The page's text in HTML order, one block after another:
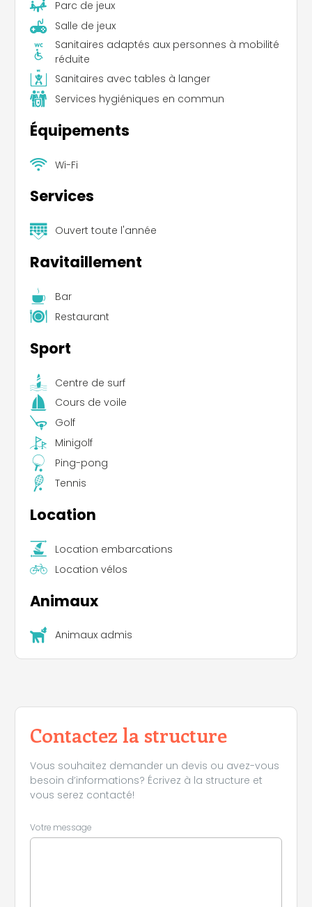
Parc de jeux
Salle de jeux
Sanitaires adaptés aux personnes à mobilité
réduite
Sanitaires avec tables à langer
Services hygiéniques en commun
Équipements
Wi-Fi
Services
Ouvert toute l'année
Ravitaillement
Bar
Restaurant
Sport
Centre de surf
Cours de voile
Golf
Minigolf
Ping-pong
Tennis
Location
Location embarcations
Location vélos
Animaux
Animaux admis
Contactez la structure
Vous souhaitez demander un devis ou avez-vous
besoin d’informations? Écrivez à la structure et
vous serez contacté!
Votre message